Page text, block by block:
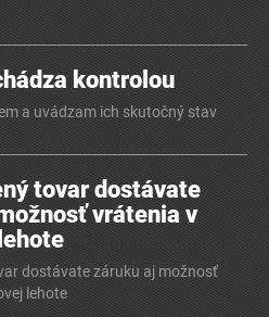
kontrolou
a uvádzam ich skutočný stav
tovar dostávate
vrátenia v
dostávate záruku aj možnosť
lehote